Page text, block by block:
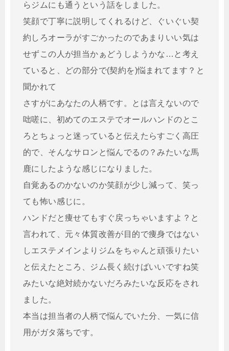
らジムにも通うという話をしました。
笑顔で丁寧に説明してくれるけど、ぐいぐい契
約しろオーラがすごかったのであまりいい気は
せずこの人が担当かぁどうしようかな…と考え
ていると、どの部分で(契約を)悩まれてます？と
聞かれて
さすがにあなたの人柄です。とは言えないので
咄嗟に、初めてのエステでオールハンドのとこ
ろとちょっと迷っていると伝えたらすごく高圧
的で、そんなサロンと悩んでるの？みたいな馬
鹿にしたような感じになりました。
自覚あるのかないのか笑顔が少し減って、笑っ
ても怖い感じに。
ハンドだと痩せてもすぐ戻っちゃいますよ？と
言われて、元々体質改善が目的で痩身ではない
しエステメインよりジムをちゃんと頑張りたい
と伝えたところ、ジム長く続けばいいですね笑
みたいな絶対続かないだろみたいな反応をされ
ました。
本当は担当者の人柄で悩んでいた分、一気に信
用がガタ落ちです。